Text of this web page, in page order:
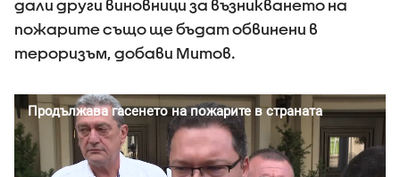
дали други виновници за възникването на
пожарите също ще бъдат обвинени в
тероризъм, добави Митов.